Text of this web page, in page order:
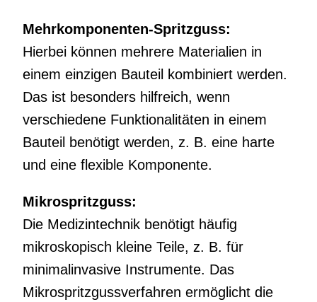
Mehrkomponenten-Spritzguss:
Hierbei können mehrere Materialien in
einem einzigen Bauteil kombiniert werden.
Das ist besonders hilfreich, wenn
verschiedene Funktionalitäten in einem
Bauteil benötigt werden, z. B. eine harte
und eine flexible Komponente.
Mikrospritzguss:
Die Medizintechnik benötigt häufig
mikroskopisch kleine Teile, z. B. für
minimalinvasive Instrumente. Das
Mikrospritzgussverfahren ermöglicht die